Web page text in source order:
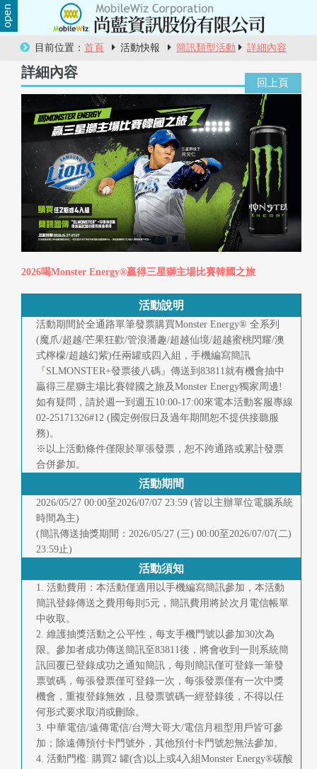
目前位置： 首頁 活動快報 簡訊類型活動 詳細內容
詳細內容
2026喝Monster Energy®贏得三星獅主場比賽韓國之旅
活動說明
活動期間於全通路單筆發票購買Monster Energy® 全系列
(魔爪/超越/芒果狂歡/管浪潘趣/超越仙境/超越蜜桃閃耀/澳
式檸檬/超越幻紫)任兩罐或四入組，手機編寫簡訊
『SLMONSTER+發票後八碼』傳送到83811就有機會抽中
贏得三星獅主場比賽韓國之旅及Monster Energy獨家周邊!
如有疑問，請於週一到週五10:00-17:00來電本活動客服專線
02-25171326#12 (國定例假日及過年期間恕不提供接聽服
務)。
※以上活動條件僅限於單張發票，恕不跨通路或累計發票
合併參加。
活動期間
2026/05/27 00:00至2026/07/07 23:59 (皆以主辦單位電腦系統
時間為主)
(簡訊傳送抽獎期間：2026/05/27 (三) 00:00至2026/07/07(二)
23:59止)
活動須知
1. 活動費用：本活動僅適用以手機編寫簡訊參加，本活動
簡訊登錄傳送之費用每則5元，簡訊費用將於次月電信帳單
中收取。
2. 維護抽獎活動之公平性，每支手機門號以參加30次為
限。參加者成功傳送簡訊至83811後，將會收到一則系統簡
訊回覆已登錄成功之通知簡訊，每則簡訊僅可登錄一筆發
票號碼，每張發票僅可登錄一次，每張發票僅有一次中獎
機會，重複登錄無效，且發票號碼一經登錄後，不得以任
何形式要求取消或刪除。
3. 中華電信/遠傳電信/台灣大哥大/電信月租型用戶皆可參
加；除遠傳預付卡門號外，其他預付卡門號恕無法參加。
4. 活動門檻: 購買2 罐(含)以上或4入組Monster Energy®碳酸